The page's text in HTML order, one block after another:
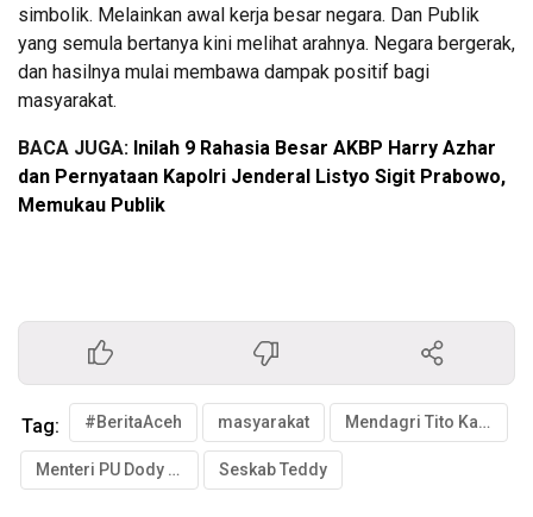
simbolik. Melainkan awal kerja besar negara. Dan Publik
yang semula bertanya kini melihat arahnya. Negara bergerak,
dan hasilnya mulai membawa dampak positif bagi
masyarakat.
BACA JUGA: Inilah 9 Rahasia Besar AKBP Harry Azhar
dan Pernyataan Kapolri Jenderal Listyo Sigit Prabowo,
Memukau Publik
Tag: #BeritaAceh masyarakat Mendagri Tito Karnavian
Menteri PU Dody Hanggodo Seskab Teddy